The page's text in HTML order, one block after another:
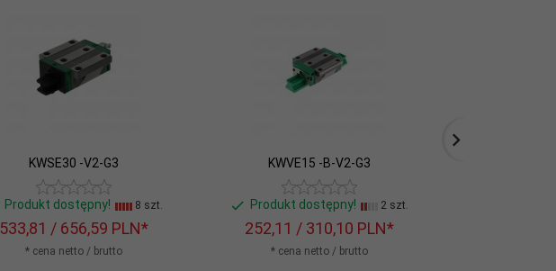
KWSE30 -V2-G3
Produkt dostępny! 8 szt.
533,81 / 656,59 PLN*
* cena netto / brutto
KWVE15 -B-V2-G3
Produkt dostępny! 2 szt.
252,11 / 310,10 PLN*
* cena netto / brutto